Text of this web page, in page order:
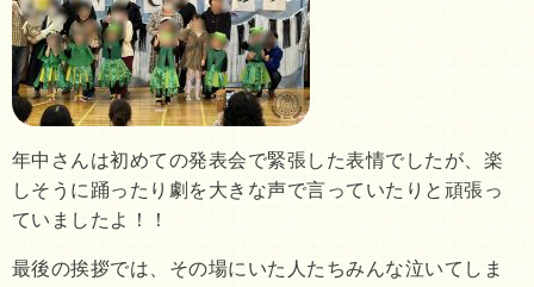
年中さんは初めての発表会で緊張した表情でしたが、楽
しそうに踊ったり劇を大きな声で言っていたりと頑張っ
ていましたよ！！
最後の挨拶では、その場にいた人たちみんな泣いてしま